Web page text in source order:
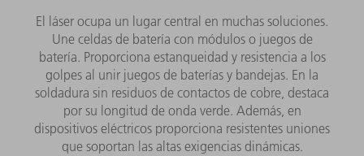
El láser ocupa un lugar central en muchas soluciones.
Une celdas de batería con módulos o juegos de
batería. Proporciona estanqueidad y resistencia a los
golpes al unir juegos de baterías y bandejas. En la
soldadura sin residuos de contactos de cobre, destaca
por su longitud de onda verde. Además, en
dispositivos eléctricos proporciona resistentes uniones
que soportan las altas exigencias dinámicas.